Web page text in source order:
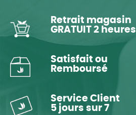
Retrait magasin
GRATUIT 2 heures
Satisfait ou
Remboursé
Service Client
5 jours sur 7